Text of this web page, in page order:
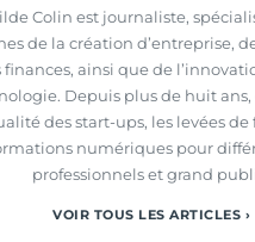
Colin est journaliste,
de la création d’entreprise,
finances, ainsi que de
Depuis plus de huit ans,
des start-ups, les levées de
numériques pour
professionnels et grand
VOIR TOUS LES ARTICLES ›